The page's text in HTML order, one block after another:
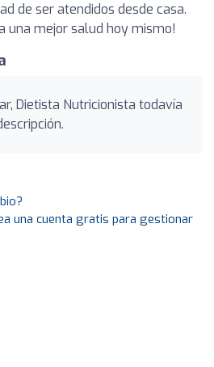
de ser atendidos desde casa.
una mejor salud hoy mismo!
Dietista Nutricionista todavía
una cuenta gratis para gestionar